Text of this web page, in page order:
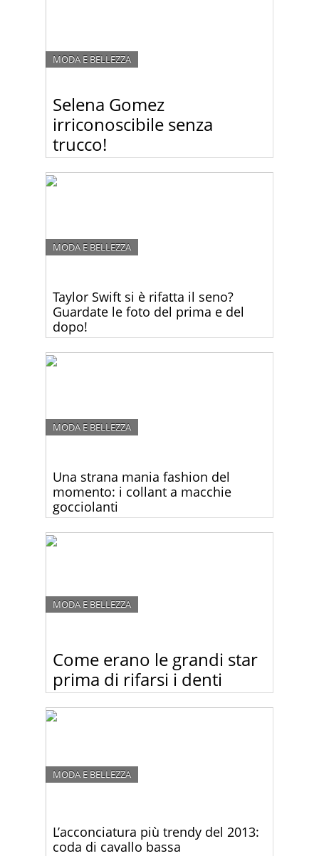
Selena Gomez
irriconoscibile senza
trucco!
MODA E BELLEZZA
Hollywood non siano poi così brillanti appena
sveglie la mattina. Guardate le foto di Selena
Taylor Swift si è rifatta il seno?
Guardate le foto del prima e del
dopo!
MODA E BELLEZZA
generosa che mai ai People’s Choice Awards. Si è
rifatta il seno?
Una strana mania fashion del
momento: i collant a macchie
gocciolanti
MODA E BELLEZZA
collant macchiati? Guardate questa strana
collezione!
Come erano le grandi star
prima di rifarsi i denti
MODA E BELLEZZA
comprarsi “il sorriso da star”.
L’acconciatura più trendy del 2013:
coda di cavallo bassa
MODA E BELLEZZA